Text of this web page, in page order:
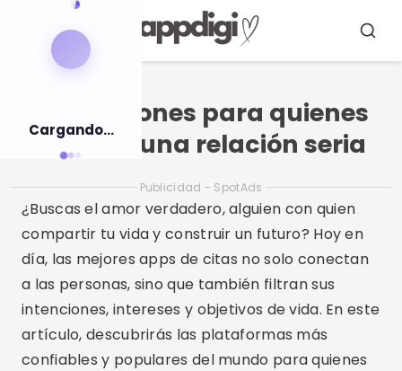
Cargando...
Menú
Aplicaciones para quienes
buscan una relación seria
Publicidad - SpotAds
¿Buscas el amor verdadero, alguien con quien
compartir tu vida y construir un futuro? Hoy en
día, las mejores apps de citas no solo conectan
a las personas, sino que también filtran sus
intenciones, intereses y objetivos de vida. En este
artículo, descubrirás las plataformas más
confiables y populares del mundo para quienes